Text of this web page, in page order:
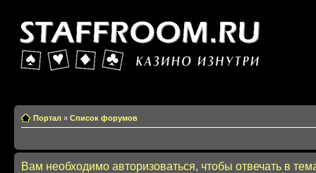
Портал » Список форумов
Вам необходимо авторизоваться, чтобы отвечать в